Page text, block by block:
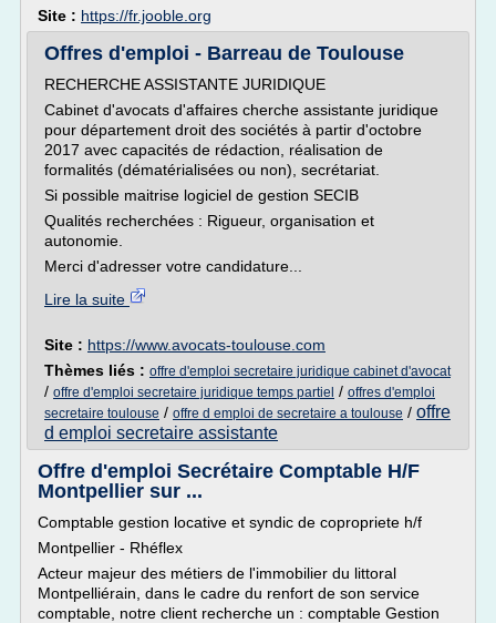
Site : https://fr.jooble.org
Offres d'emploi - Barreau de Toulouse
RECHERCHE ASSISTANTE JURIDIQUE
Cabinet d'avocats d'affaires cherche assistante juridique
pour département droit des sociétés à partir d'octobre
2017 avec capacités de rédaction, réalisation de
formalités (dématérialisées ou non), secrétariat.
Si possible maitrise logiciel de gestion SECIB
Qualités recherchées : Rigueur, organisation et
autonomie.
Merci d'adresser votre candidature...
Lire la suite
Site : https://www.avocats-toulouse.com
Thèmes liés : offre d'emploi secretaire juridique cabinet d'avocat
/ offre d'emploi secretaire juridique temps partiel / offres d'emploi
secretaire toulouse / offre d emploi de secretaire a toulouse / offre
d emploi secretaire assistante
Offre d'emploi Secrétaire Comptable H/F
Montpellier sur ...
Comptable gestion locative et syndic de copropriete h/f
Montpellier - Rhéflex
Acteur majeur des métiers de l'immobilier du littoral
Montpelliérain, dans le cadre du renfort de son service
comptable, notre client recherche un : comptable Gestion